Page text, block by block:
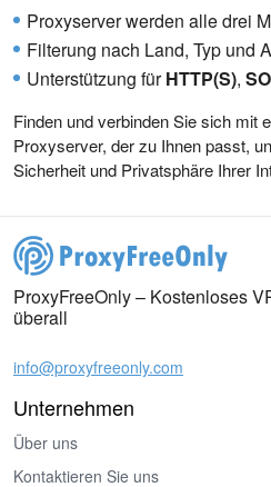
Proxyserver werden alle drei
Filterung nach Land, Typ und
Unterstützung fürHTTP(S),
Finden und verbinden Sie sich mit
Proxyserver, der zu Ihnen passt,
Sicherheit und Privatsphäre Ihrer
ProxyFreeOnly – Kostenloses
überall
info@proxyfreeonly.com
Unternehmen
Über uns
Kontaktieren Sie uns